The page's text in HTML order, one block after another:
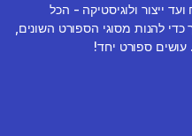
ייצור ולוגיסטיקה - הכל
להנות מסוגי הספורט השונים,